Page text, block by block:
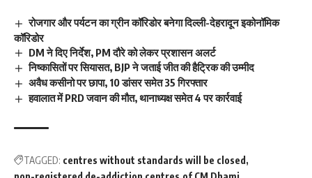
रोजगार और पर्यटन का ग्रीन कॉरिडोर बनेगा दिल्ली-देहरादून इकोनॉमिक
कॉरिडोर
DM ने दिए निर्देश, PM दौरे को लेकर प्रशासन अलर्ट
निष्कासितों पर सियासत, BJP ने जताई जीत की हैट्रिक की उम्मीद
अवैध कसीनो पर छापा, 10 डांसर समेत 35 गिरफ्तार
हवालात में PRD जवान की मौत, थानाध्यक्ष समेत 4 पर कार्रवाई
TAGGED: centres without standards will be closed